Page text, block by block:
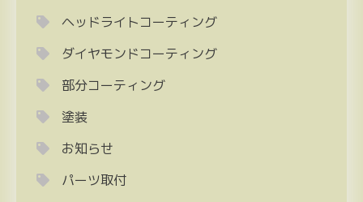
ヘッドライトコーティング
ダイヤモンドコーティング
部分コーティング
塗装
お知らせ
パーツ取付